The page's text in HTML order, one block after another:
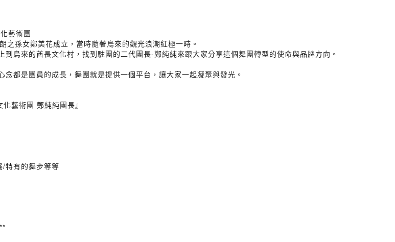
藝術團
孫女鄭美花成立，當時隨著烏來的觀光浪潮紅極一時。
烏來的酋長文化村，找到駐團的二代團長-鄭純純來跟大家分享這個舞團轉型的使命與品牌方向。
都是團員的成長，舞團就是提供一個平台，讓大家一起凝聚與發光。
藝術團 鄭純純團長』
特有的舞步等等